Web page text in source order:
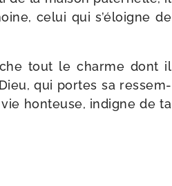
celui qui s’éloigne de
tout le charme dont il
qui portes sa res­sem­
hon­teuse, indigne de ta